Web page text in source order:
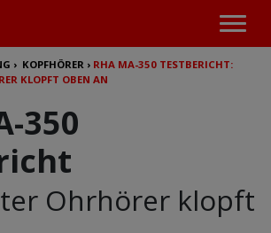
› KOPFHÖRER › RHA MA-350 TESTBERICHT:
KLOPFT OBEN AN
350
Ohrhörer klopft